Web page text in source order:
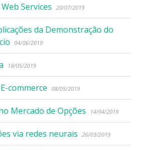
Services 20/07/2019
da Demonstração do
04/06/2019
18/05/2019
commerce 08/05/2019
Mercado de Opções 14/04/2019
via redes neurais 26/03/2019